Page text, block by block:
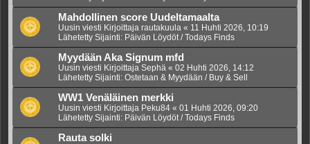
Mahdollinen score Uudeltamaalta
Uusin viesti Kirjoittaja rautakuula « 11 Huhti 2026, 10:19
Lähetetty Sijainti: Päivän Löydöt / Todays Finds
Myydään Aka Signum mfd
Uusin viesti Kirjoittaja Sephä « 02 Huhti 2026, 14:12
Lähetetty Sijainti: Ostetaan & Myydään / Buy & Sell
WW1 Venäläinen merkki
Uusin viesti Kirjoittaja Peku84 « 01 Huhti 2026, 09:20
Lähetetty Sijainti: Päivän Löydöt / Todays Finds
Rauta solki